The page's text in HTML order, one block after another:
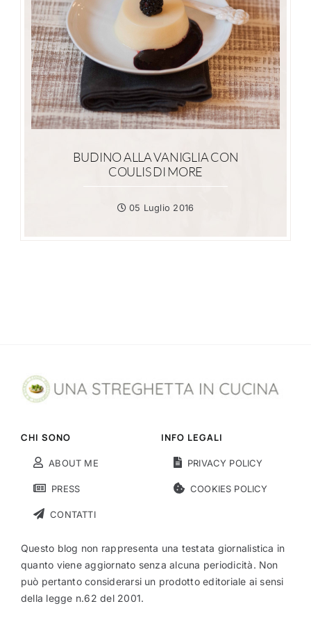
BUDINO ALLA VANIGLIA CON
COULIS DI MORE
05 Luglio 2016
CHI SONO
ABOUT ME
PRESS
CONTATTI
INFO LEGALI
PRIVACY POLICY
COOKIES POLICY
Questo blog non rappresenta una testata giornalistica in
quanto viene aggiornato senza alcuna periodicità. Non
può pertanto considerarsi un prodotto editoriale ai sensi
della legge n.62 del 2001.